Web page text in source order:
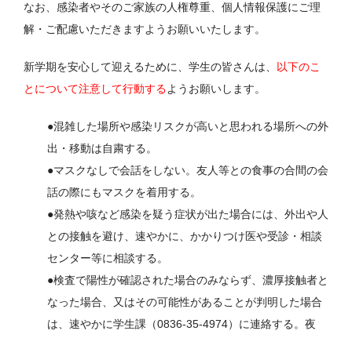
なお、感染者やそのご家族の人権尊重、個人情報保護にご理
解・ご配慮いただきますようお願いいたします。
新学期を安心して迎えるために、学生の皆さんは、
以下のこ
とについて注意して行動するようお願いします。
●混雑した場所や感染リスクが高いと思われる場所への外
出・移動は自粛する。
●マスクなしで会話をしない。友人等との食事の合間の会
話の際にもマスクを着用する。
●発熱や咳など感染を疑う症状が出た場合には、外出や人
との接触を避け、速やかに、かかりつけ医や受診・相談
センター等に相談する。
●検査で陽性が確認された場合のみならず、濃厚接触者と
なった場合、又はその可能性があることが判明した場合
は、速やかに学生課（0836-35-4974）に連絡する。夜